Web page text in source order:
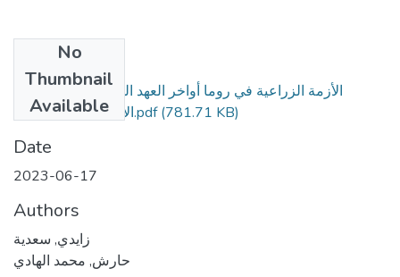
No
Thumbnail
Available
الأزمة الزراعية في روما أواخر العهد الجمهوري وإصلاحات
الأخوين كراكوس. (1).pdf(781.71 KB)
Date
2023-06-17
Authors
زايدي, سعدية
حارش, محمد الهادي